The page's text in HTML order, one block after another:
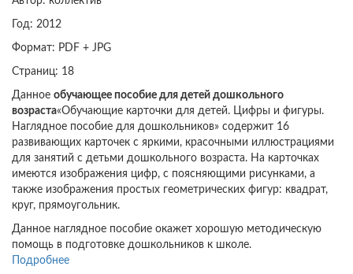
Год: 2012
Формат: PDF + JPG
Страниц: 18
Данное обучающее пособие для детей дошкольного
возраста«Обучающие карточки для детей. Цифры и фигуры.
Наглядное пособие для дошкольников» содержит 16
развивающих карточек с яркими, красочными иллюстрациями
для занятий с детьми дошкольного возраста. На карточках
имеются изображения цифр, с поясняющими рисунками, а
также изображения простых геометрических фигур: квадрат,
круг, прямоугольник.
Данное наглядное пособие окажет хорошую методическую
помощь в подготовке дошкольников к школе.
Подробнее